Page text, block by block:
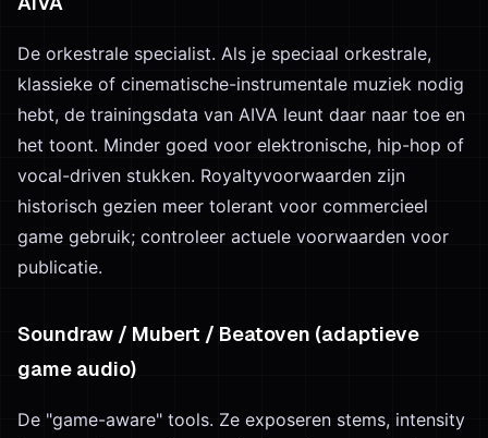
De orkestrale specialist. Als je speciaal orkestrale,
klassieke of cinematische-instrumentale muziek nodig
hebt, de trainingsdata van AIVA leunt daar naar toe en
het toont. Minder goed voor elektronische, hip-hop of
vocal-driven stukken. Royaltyvoorwaarden zijn
historisch gezien meer tolerant voor commercieel
game gebruik; controleer actuele voorwaarden voor
publicatie.
Soundraw / Mubert / Beatoven (adaptieve
game audio)
De "game-aware" tools. Ze exposeren stems, intensity